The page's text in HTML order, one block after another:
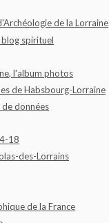
de la Lorraine
blog spirituel
l'album photos
de Habsbourg-Lorraine
de données
18
des-Lorrains
de la France